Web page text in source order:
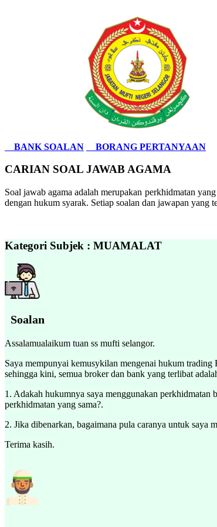
BANK SOALAN BORANG PERTANYAAN
CARIAN SOAL JAWAB AGAMA
Soal jawab agama adalah merupakan perkhidmatan
dengan hukum syarak. Setiap soalan dan jawapan
Kategori Subjek : MUAMALAT
Soalan
Assalamualaikum tuan ss mufti selangor.
Saya mempunyai kemusykilan mengenai hukum
sehingga kini, semua broker dan bank yang terlibat
1. Adakah hukumnya saya menggunakan
perkhidmatan yang sama?.
2. Jika dibenarkan, bagaimana pula caranya untuk saya
Terima kasih.